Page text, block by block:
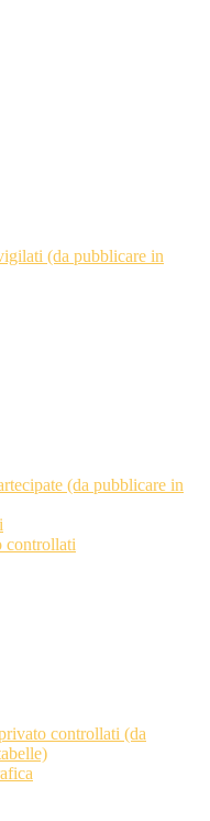
(da pubblicare in
(da pubblicare in
controllati
controllati (da